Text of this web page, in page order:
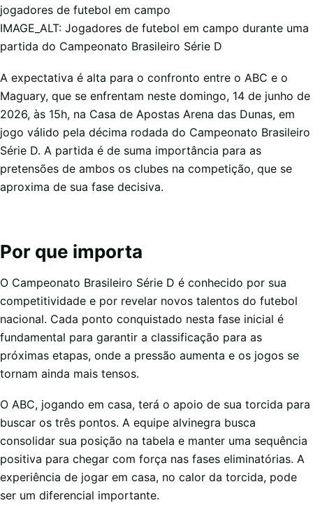
jogadores de futebol em campo
IMAGE_ALT: Jogadores de futebol em campo durante uma
partida do Campeonato Brasileiro Série D
A expectativa é alta para o confronto entre o ABC e o
Maguary, que se enfrentam neste domingo, 14 de junho de
2026, às 15h, na Casa de Apostas Arena das Dunas, em
jogo válido pela décima rodada do Campeonato Brasileiro
Série D. A partida é de suma importância para as
pretensões de ambos os clubes na competição, que se
aproxima de sua fase decisiva.
Por que importa
O Campeonato Brasileiro Série D é conhecido por sua
competitividade e por revelar novos talentos do futebol
nacional. Cada ponto conquistado nesta fase inicial é
fundamental para garantir a classificação para as
próximas etapas, onde a pressão aumenta e os jogos se
tornam ainda mais tensos.
O ABC, jogando em casa, terá o apoio de sua torcida para
buscar os três pontos. A equipe alvinegra busca
consolidar sua posição na tabela e manter uma sequência
positiva para chegar com força nas fases eliminatórias. A
experiência de jogar em casa, no calor da torcida, pode
ser um diferencial importante.